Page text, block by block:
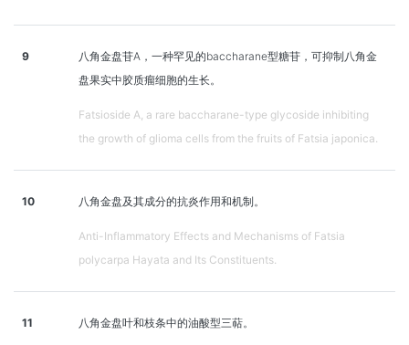
9
八角金盘苷A，一种罕见的baccharane型糖苷，可抑制八角金
盘果实中胶质瘤细胞的生长。
Fatsioside A, a rare baccharane-type glycoside inhibiting
the growth of glioma cells from the fruits of Fatsia japonica.
10 八角金盘及其成分的抗炎作用和机制。
Anti-Inflammatory Effects and Mechanisms of Fatsia
polycarpa Hayata and Its Constituents.
11 八角金盘叶和枝条中的油酸型三萜。